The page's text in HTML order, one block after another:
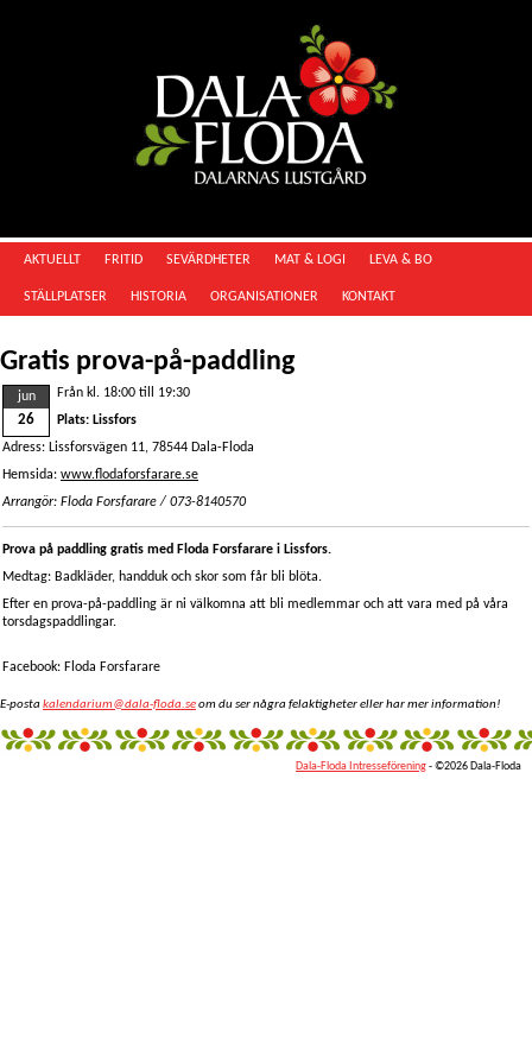
AKTUELLT FRITID SEVÄRDHETER MAT & LOGI LEVA & BO
STÄLLPLATSER HISTORIA ORGANISATIONER KONTAKT
Gratis prova-på-paddling
jun
26
Från kl. 18:00 till 19:30
Plats: Lissfors
Adress: Lissforsvägen 11, 78544 Dala-Floda
Hemsida: www.flodaforsfarare.se
Arrangör: Floda Forsfarare / 073-8140570
Prova på paddling gratis med Floda Forsfarare i Lissfors.
Medtag: Badkläder, handduk och skor som får bli blöta.
Efter en prova-på-paddling är ni välkomna att bli medlemmar och att vara med på våra
torsdagspaddlingar.
Facebook: Floda Forsfarare
E-postakalendarium@dala-floda.seom du ser några felaktigheter eller har mer information!
Dala-Floda Intresseförening- ©2026 Dala-Floda